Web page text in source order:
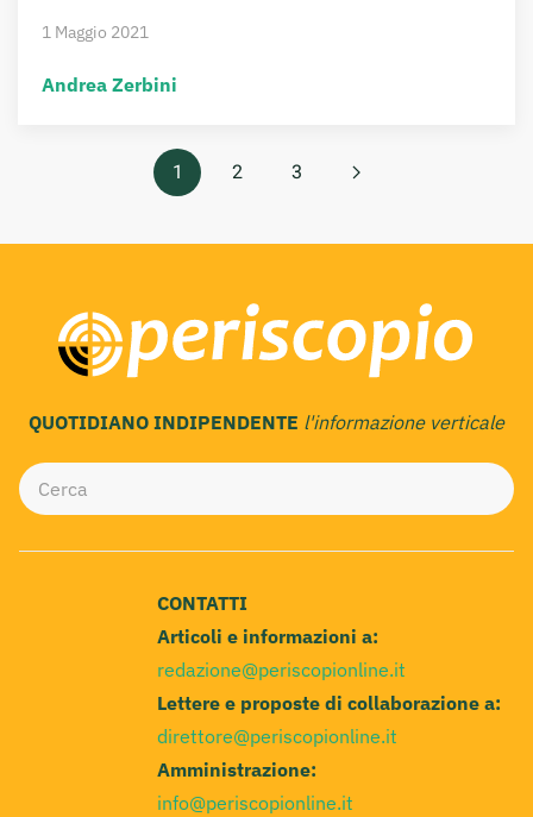
1 Maggio 2021
Andrea Zerbini
1 2 3
QUOTIDIANO INDIPENDENTE l'informazione verticale
CONTATTI
Articoli e informazioni a:
redazione@periscopionline.it
Lettere e proposte di collaborazione a:
direttore@periscopionline.it
Amministrazione:
info@periscopionline.it